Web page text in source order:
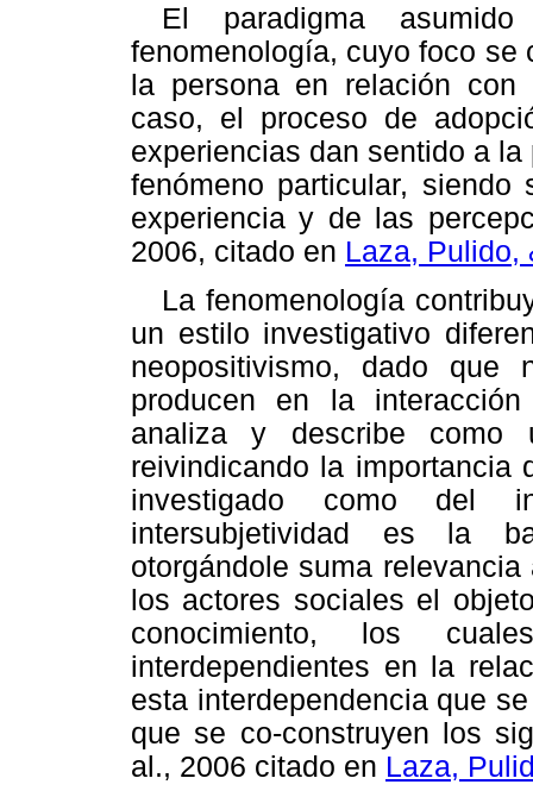
El paradigma
fenomenología, cuyo foco se
la persona en relación con
caso, el proceso de
experiencias dan sentido a
fenómeno particular,
experiencia y de las
2006, citado en Laza, Pulido,
La fenomenología
un estilo investigativo
neopositivismo, dado
producen en la
analiza y describe como
reivindicando la importancia
investigado como del
intersubjetividad es la
otorgándole suma
los actores sociales el
conocimiento, los
interdependientes en la
esta interdependencia que
que se co-construyen los
al., 2006 citado en Laza,